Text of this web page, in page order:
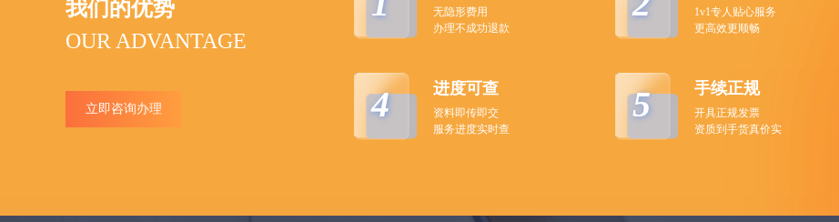
我们的优势
OUR ADVANTAGE
立即咨询办理
无隐形费用
办理不成功退款
1v1专人贴心服务
更高效更顺畅
4 进度可查
资料即传即交
服务进度实时查
5 手续正规
开具正规发票
资质到手货真价实